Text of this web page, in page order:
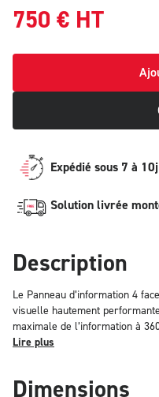
750 € HT
Expédié sous 7 à
Solution livrée
Description
Le Panneau d’information 4
visuelle hautement
maximale de l’information à
et logistiques. Grâce à ses
quatre surfaces d’affichage
Lire plus
Dimensions